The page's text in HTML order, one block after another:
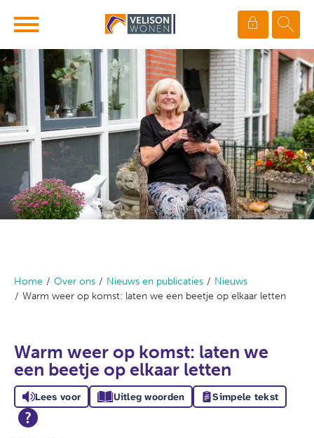
Naar hoofdinhoud
Naar hoofdnavigatiemenu
Naar zoeken
Naar de homepage
Ga naar Hoofd
Home Over ons Nieuws en publicaties
Nieuws
Warm weer op komst: laten we een beetje op elkaar letten
Warm weer op komst: laten we
een beetje op elkaar letten
Lees voor Uitleg woorden Simpele tekst